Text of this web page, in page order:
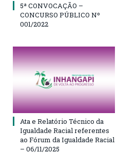
5ª CONVOCAÇÃO –
CONCURSO PÚBLICO Nº
001/2022
Ata e Relatório Técnico da
Igualdade Racial referentes
ao Fórum da Igualdade Racial
– 06/11/2025